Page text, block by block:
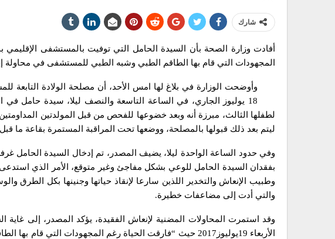
شارك
أفادت وزارة الصحة بأن السيدة الحامل التي توفيت بالمستشفى الإقليمي
المجهودات التي قام بها الطاقم الطبي وشبه الطبي للمستشفى في محاولة
وأوضحت الوزارة في بلاغ لها امس الأحد، أن مصلحة الولادة التابعة
18 يوليوز الجاري، في الساعة التاسعة والنصف ليلا، سيدة حامل
لطفلها الثالث، مبرزة أنه وبعد خضوعها للفحص من قبل المولدتين
ليتم بعد ذلك قبولها بالمصلحة، ووضعها تحت المراقبة المستمرة بقاعة ما
وفي حدود الساعة الواحدة ليلا، يضيف المصدر، تم إدخال السيدة الحامل غرفة
بفقدان السيدة الحامل للوعي بشكل مفاجئ وغير متوقع، الأمر الذي
وطبيب الإنعاش والتخدير اللذين سارعا لإنقاذ حياتها وجنينها بكل الطرق
والتي أدت إلى مضاعفات خطيرة.
وقد استمرت المحاولات المضنية لإنعاش الفقيدة، يؤكد المصدر، إلى
الأربعاء 19يوليوز2017 حيث “فارقت الحياة رغم المجهودات